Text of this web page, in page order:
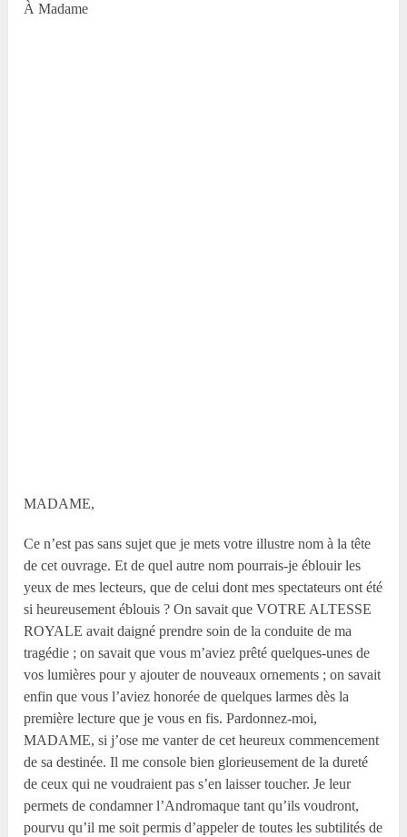
À Madame
MADAME,
Ce n’est pas sans sujet que je mets votre illustre nom à la tête
de cet ouvrage. Et de quel autre nom pourrais-je éblouir les
yeux de mes lecteurs, que de celui dont mes spectateurs ont été
si heureusement éblouis ? On savait que VOTRE ALTESSE
ROYALE avait daigné prendre soin de la conduite de ma
tragédie ; on savait que vous m’aviez prêté quelques-unes de
vos lumières pour y ajouter de nouveaux ornements ; on savait
enfin que vous l’aviez honorée de quelques larmes dès la
première lecture que je vous en fis. Pardonnez-moi,
MADAME, si j’ose me vanter de cet heureux commencement
de sa destinée. Il me console bien glorieusement de la dureté
de ceux qui ne voudraient pas s’en laisser toucher. Je leur
permets de condamner l’Andromaque tant qu’ils voudront,
pourvu qu’il me soit permis d’appeler de toutes les subtilités de